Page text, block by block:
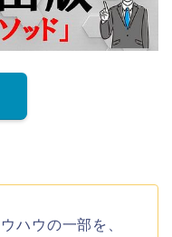
ハウの一部を、